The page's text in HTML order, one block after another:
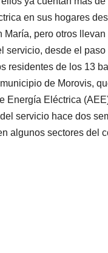
en sus hogares
María, pero otros llevan
servicio, desde el
residentes de los 13
de Morovis,
Energía Eléctrica
servicio hace dos
algunos sectores del